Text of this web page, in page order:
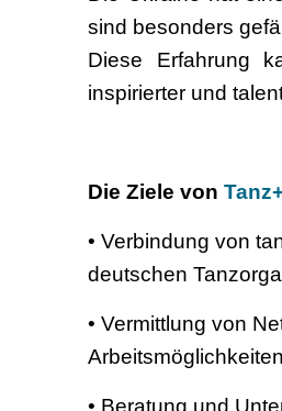
sind besonders
Diese Erfahrung
inspirierter und
Die Ziele von
• Verbindung von
deutschen
• Vermittlung von
• Beratung und